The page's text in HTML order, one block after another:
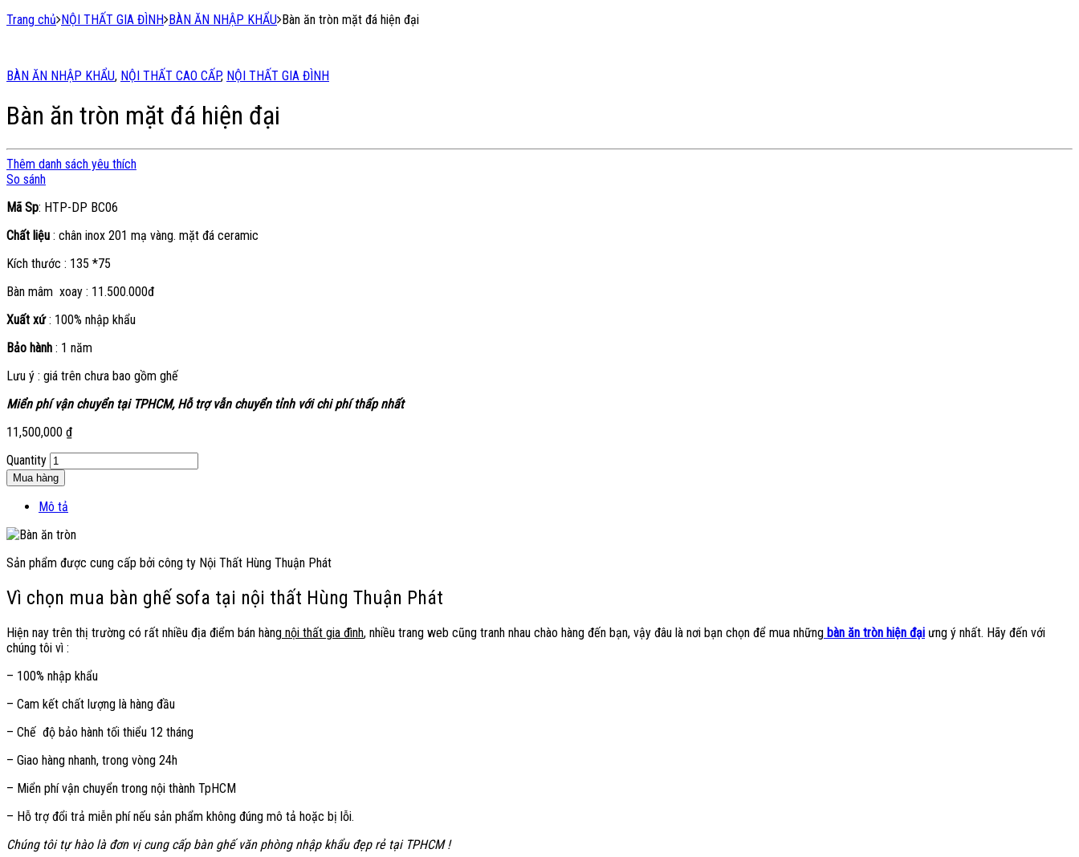
Trang chủ NỘI THẤT GIA ĐÌNH BÀN ĂN NHẬP KHẨU Bàn ăn tròn mặt đá hiện đại
BÀN ĂN NHẬP KHẨU, NỘI THẤT CAO CẤP, NỘI THẤT GIA ĐÌNH
Bàn ăn tròn mặt đá hiện đại
Thêm danh sách yêu thích
So sánh
Mã Sp: HTP-DP BC06
Chất liệu : chân inox 201 mạ vàng. mặt đá ceramic
Kích thước : 135 *75
Bàn mâm xoay : 11.500.000đ
Xuất xứ: 100% nhập khẩu
Bảo hành : 1 năm
Lưu ý : giá trên chưa bao gồm ghế
Miển phí vận chuyển tại TPHCM, Hỗ trợ vẫn chuyển tỉnh với chi phí thấp nhất
11,500,000 ₫
Quantity
Mua hàng
Mô tả
Sản phẩm được cung cấp bởi công ty Nội Thất Hùng Thuận Phát
Vì chọn mua bàn ghế sofa tại nội thất Hùng Thuận Phát
Hiện nay trên thị trường có rất nhiều địa điểm bán hàng nội thất gia đình, nhiều trang web cũng tranh nhau chào hàng đến bạn, vậy đâu là nơi bạn chọn để mua những bàn ăn tròn hiện đại ưng ý nhất. Hãy đến với
chúng tôi vì :
– 100% nhập khẩu
– Cam kết chất lượng là hàng đầu
– Chế độ bảo hành tối thiểu 12 tháng
– Giao hàng nhanh, trong vòng 24h
– Miển phí vận chuyển trong nội thành TpHCM
– Hỗ trợ đổi trả miễn phí nếu sản phẩm không đúng mô tả hoặc bị lỗi.
Chúng tôi tự hào là đơn vị cung cấp bàn ghế văn phòng nhập khẩu đẹp rẻ tại TPHCM !